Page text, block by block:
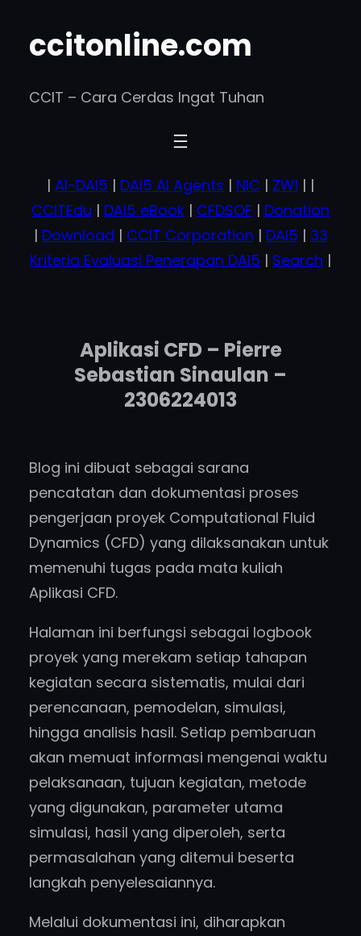
ccitonline.com
CCIT – Cara Cerdas Ingat Tuhan
| AI-DAI5 | DAI5 AI Agents | NIC | ZWI | |
CCITEdu | DAI5 eBook | CFDSOF | Donation
| Download | CCIT Corporation | DAI5 | 33
Kriteria Evaluasi Penerapan DAI5 | Search |
Aplikasi CFD – Pierre
Sebastian Sinaulan –
2306224013
Blog ini dibuat sebagai sarana
pencatatan dan dokumentasi proses
pengerjaan proyek Computational Fluid
Dynamics (CFD) yang dilaksanakan untuk
memenuhi tugas pada mata kuliah
Aplikasi CFD.
Halaman ini berfungsi sebagai logbook
proyek yang merekam setiap tahapan
kegiatan secara sistematis, mulai dari
perencanaan, pemodelan, simulasi,
hingga analisis hasil. Setiap pembaruan
akan memuat informasi mengenai waktu
pelaksanaan, tujuan kegiatan, metode
yang digunakan, parameter utama
simulasi, hasil yang diperoleh, serta
permasalahan yang ditemui beserta
langkah penyelesaiannya.
Melalui dokumentasi ini, diharapkan